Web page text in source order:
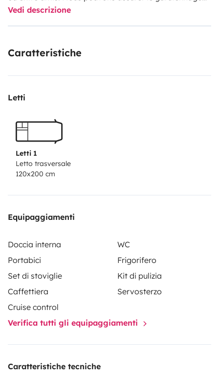
de votre véhicule à notre domicile et restons à votre
disposition pour plus de renseignements.
Vedi descrizione
Caratteristiche
Letti
Letti 1
Letto trasversale
120x200 cm
Equipaggiamenti
Doccia interna
WC
Portabici
Frigorifero
Set di stoviglie
Kit di pulizia
Caffettiera
Servosterzo
Cruise control
Verifica tutti gli equipaggiamenti
Caratteristiche tecniche